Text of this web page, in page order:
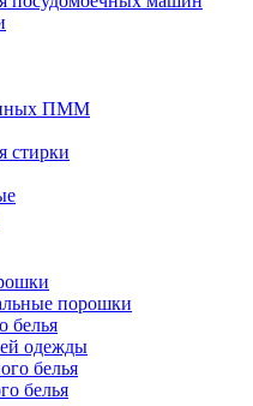
ПММ
стирки
порошки
белья
одежды
белья
белья